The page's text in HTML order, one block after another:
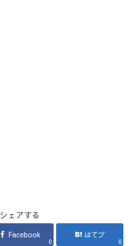
シェアする
Facebook
0
はてブ
0